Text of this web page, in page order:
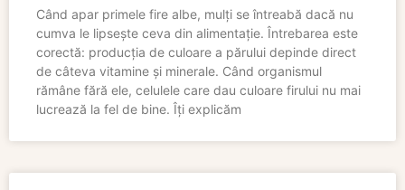
Când apar primele fire albe, mulți se întreabă dacă nu
cumva le lipsește ceva din alimentație. Întrebarea este
corectă: producția de culoare a părului depinde direct
de câteva vitamine și minerale. Când organismul
rămâne fără ele, celulele care dau culoare firului nu mai
lucrează la fel de bine. Îți explicăm